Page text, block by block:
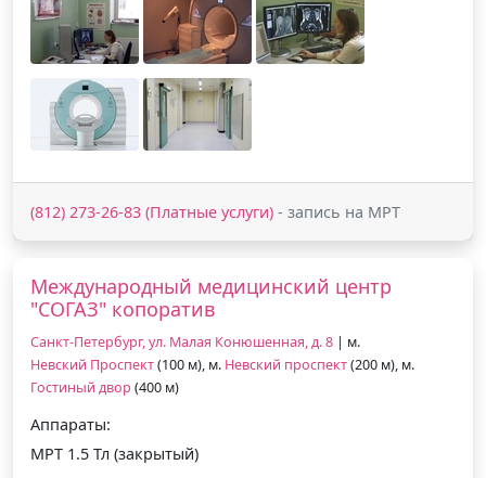
(812) 273-26-83 (Платные услуги) - запись на МРТ
Международный медицинский центр
"СОГАЗ" копоратив
Санкт-Петербург, ул. Малая Конюшенная, д. 8 | м.
Невский Проспект(100 м), м. Невский проспект(200 м), м.
Гостиный двор (400 м)
Аппараты:
МРТ 1.5 Тл (закрытый)